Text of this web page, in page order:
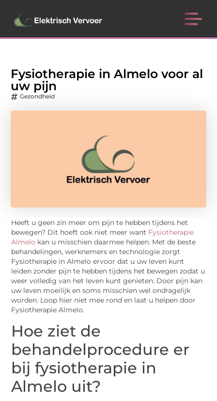
Fysiotherapie in Almelo voor al
uw pijn
Gezondheid
Heeft u geen zin meer om pijn te hebben tijdens het
bewegen? Dit hoeft ook niet meer want Fysiotherapie
Almelo kan u misschien daarmee helpen. Met de beste
behandelingen, werknemers en technologie zorgt
Fysiotherapie in Almelo ervoor dat u uw leven kunt
leiden zonder pijn te hebben tijdens het bewegen zodat u
weer volledig van het leven kunt genieten. Door pijn kan
uw leven moeilijk en soms misschien wel ondragelijk
worden. Loop hier niet mee rond en laat u helpen door
Fysiotherapie Almelo.
Hoe ziet de
behandelprocedure er
bij fysiotherapie in
Almelo uit?